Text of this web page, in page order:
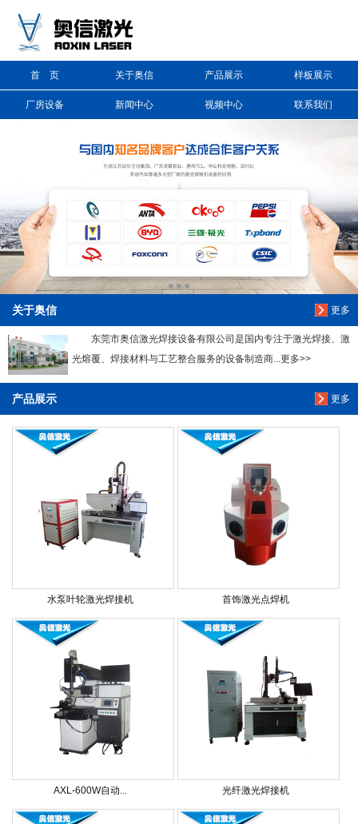
首 页 关于奥信 产品展示 样板展示
厂房设备 新闻中心 视频中心 联系我们
更多
关于奥信
东莞市奥信激光焊接设备有限公司是国内专注于激光焊接、激
光熔覆、焊接材料与工艺整合服务的设备制造商...更多>>
更多
产品展示
水泵叶轮激光焊接机 首饰激光点焊机
AXL-600W自动... 光纤激光焊接机
信息搜索